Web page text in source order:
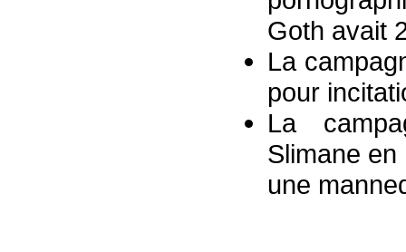
Goth avait
La
pour
La
Slimane
une